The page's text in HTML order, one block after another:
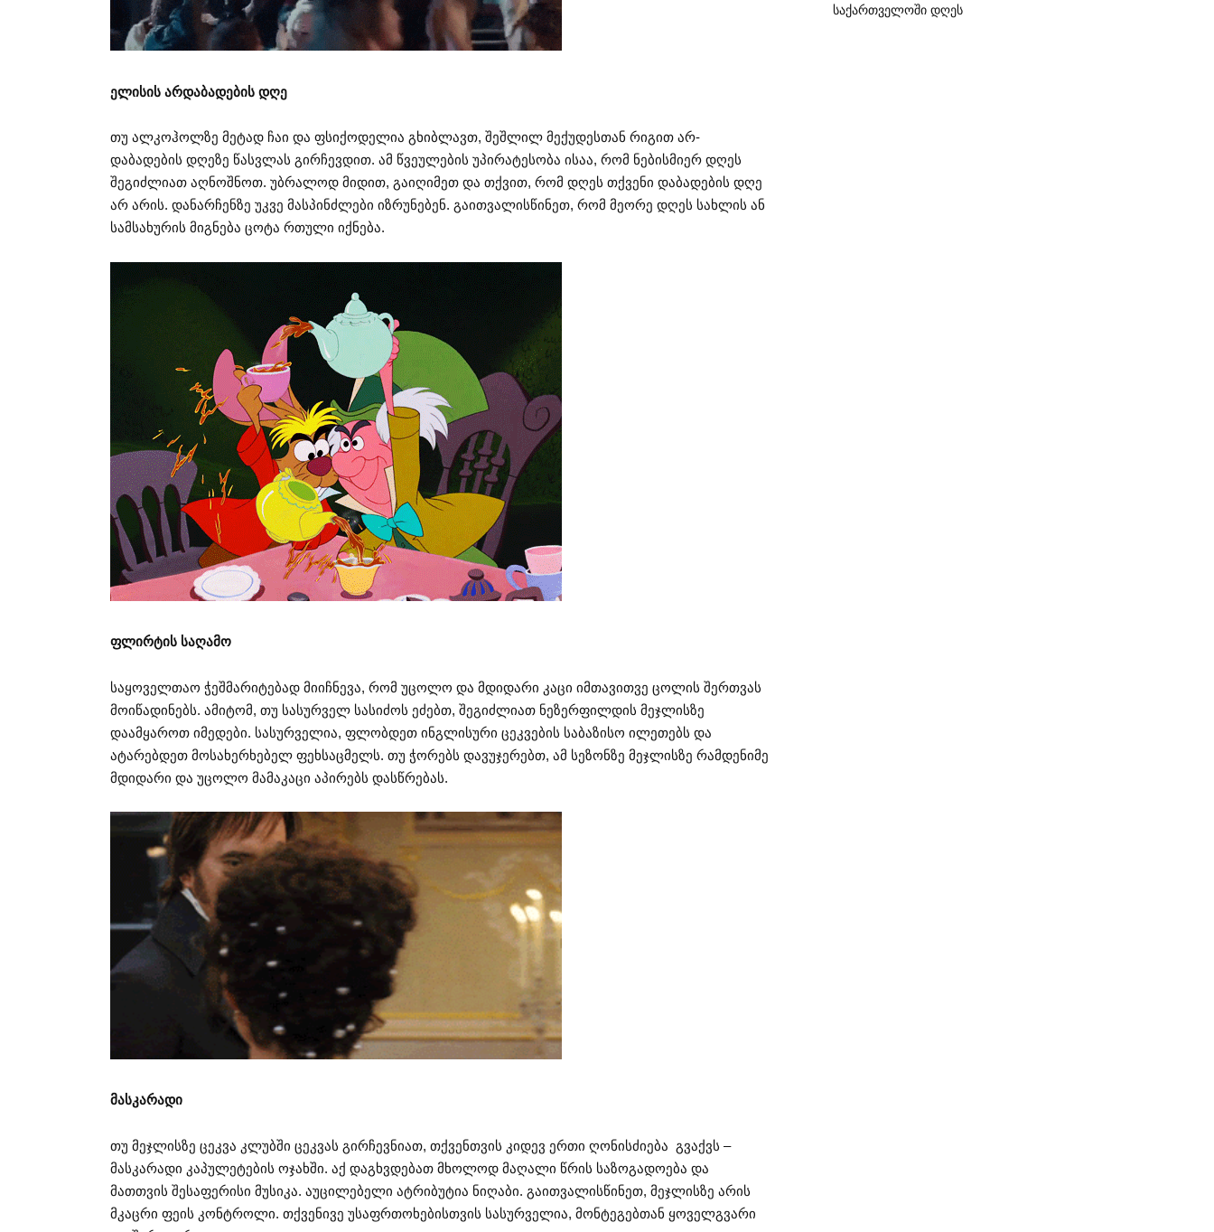
ელისის არდაბადების დღე
თუ ალკოჰოლზე მეტად ჩაი და ფსიქოდელია გხიბლავთ, შეშლილ მექუდესთან რიგით არ-
დაბადების დღეზე წასვლას გირჩევდით. ამ წვეულების უპირატესობა ისაა, რომ ნებისმიერ დღეს
შეგიძლიათ აღნოშნოთ. უბრალოდ მიდით, გაიღიმეთ და თქვით, რომ დღეს თქვენი დაბადების დღე
არ არის. დანარჩენზე უკვე მასპინძლები იზრუნებენ. გაითვალისწინეთ, რომ მეორე დღეს სახლის ან
სამსახურის მიგნება ცოტა რთული იქნება.
ფლირტის საღამო
საყოველთაო ჭეშმარიტებად მიიჩნევა, რომ უცოლო და მდიდარი კაცი იმთავითვე ცოლის შერთვას
მოიწადინებს. ამიტომ, თუ სასურველ სასიძოს ეძებთ, შეგიძლიათ ნეზერფილდის მეჯლისზე
დაამყაროთ იმედები. სასურველია, ფლობდეთ ინგლისური ცეკვების საბაზისო ილეთებს და
ატარებდეთ მოსახერხებელ ფეხსაცმელს. თუ ჭორებს დავუჯერებთ, ამ სეზონზე მეჯლისზე რამდენიმე
მდიდარი და უცოლო მამაკაცი აპირებს დასწრებას.
მასკარადი
თუ მეჯლისზე ცეკვა კლუბში ცეკვას გირჩევნიათ, თქვენთვის კიდევ ერთი ღონისძიება გვაქვს –
მასკარადი კაპულეტების ოჯახში. აქ დაგხვდებათ მხოლოდ მაღალი წრის საზოგადოება და
მათთვის შესაფერისი მუსიკა. აუცილებელი ატრიბუტია ნიღაბი. გაითვალისწინეთ, მეჯლისზე არის
მკაცრი ფეის კონტროლი. თქვენივე უსაფრთოხებისთვის სასურველია, მონტეგებთან ყოველგვარი
საქართველოში დღეს